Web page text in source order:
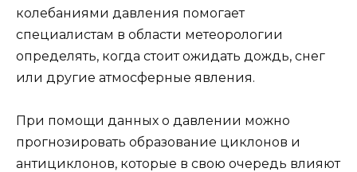
колебаниями давления помогает
специалистам в области метеорологии
определять, когда стоит ожидать дождь, снег
или другие атмосферные явления.
При помощи данных о давлении можно
прогнозировать образование циклонов и
антициклонов, которые в свою очередь влияют